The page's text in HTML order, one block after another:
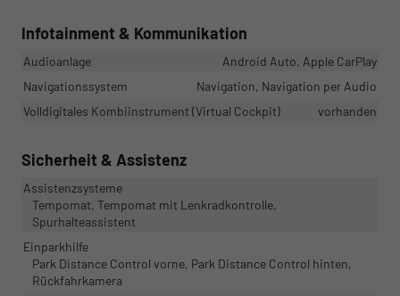
Infotainment & Kommunikation
Audioanlage
Android Auto, Apple CarPlay
Navigationssystem
Navigation, Navigation per Audio
Volldigitales Kombiinstrument (Virtual Cockpit)
vorhanden
Sicherheit & Assistenz
Assistenzsysteme
Tempomat, Tempomat mit Lenkradkontrolle,
Spurhalteassistent
Einparkhilfe
Park Distance Control vorne, Park Distance Control hinten,
Rückfahrkamera